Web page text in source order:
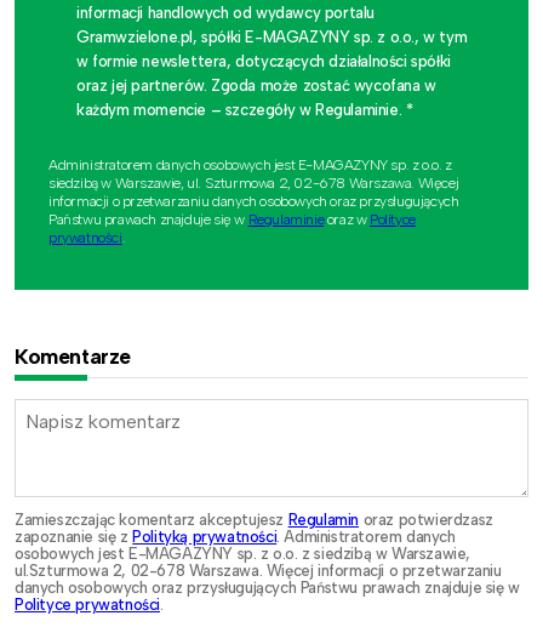
informacji handlowych od wydawcy portalu
Gramwzielone.pl, spółki E-MAGAZYNY sp. z o.o., w tym
w formie newslettera, dotyczących działalności spółki
oraz jej partnerów. Zgoda może zostać wycofana w
każdym momencie – szczegóły w Regulaminie. *
Administratorem danych osobowych jest E-MAGAZYNY sp. z o.o. z
siedzibą w Warszawie, ul. Szturmowa 2, 02-678 Warszawa. Więcej
informacji o przetwarzaniu danych osobowych oraz przysługujących
Państwu prawach znajduje się w Regulaminieoraz w Polityce
prywatności.
Komentarze
Zamieszczając komentarz akceptujesz Regulamin oraz potwierdzasz
zapoznanie się z Polityką prywatności. Administratorem danych
osobowych jest E-MAGAZYNY sp. z o.o. z siedzibą w Warszawie,
ul.Szturmowa 2, 02-678 Warszawa. Więcej informacji o przetwarzaniu
danych osobowych oraz przysługujących Państwu prawach znajduje się w
Polityce prywatności.